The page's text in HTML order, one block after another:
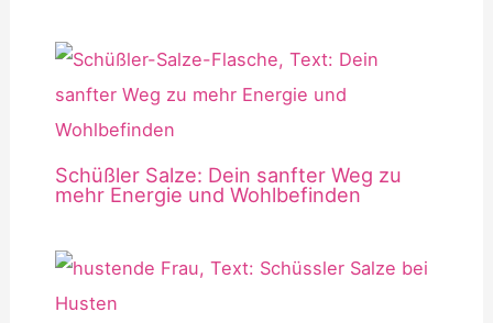
Schüßler Salze: Dein sanfter Weg zu
mehr Energie und Wohlbefinden